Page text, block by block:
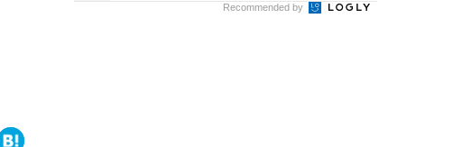
Recommended by